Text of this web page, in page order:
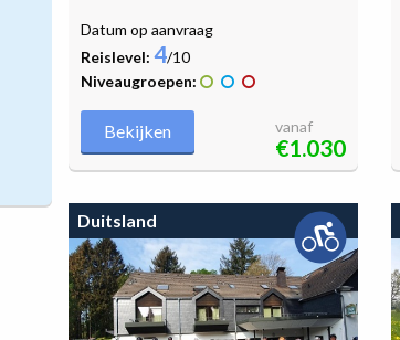
Datum op aanvraag
Reislevel: 4/10
Niveaugroepen:
Bekijken vanaf
€1.030
Duitsland